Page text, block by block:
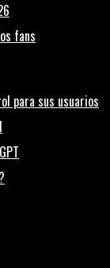
fans
para sus usuarios